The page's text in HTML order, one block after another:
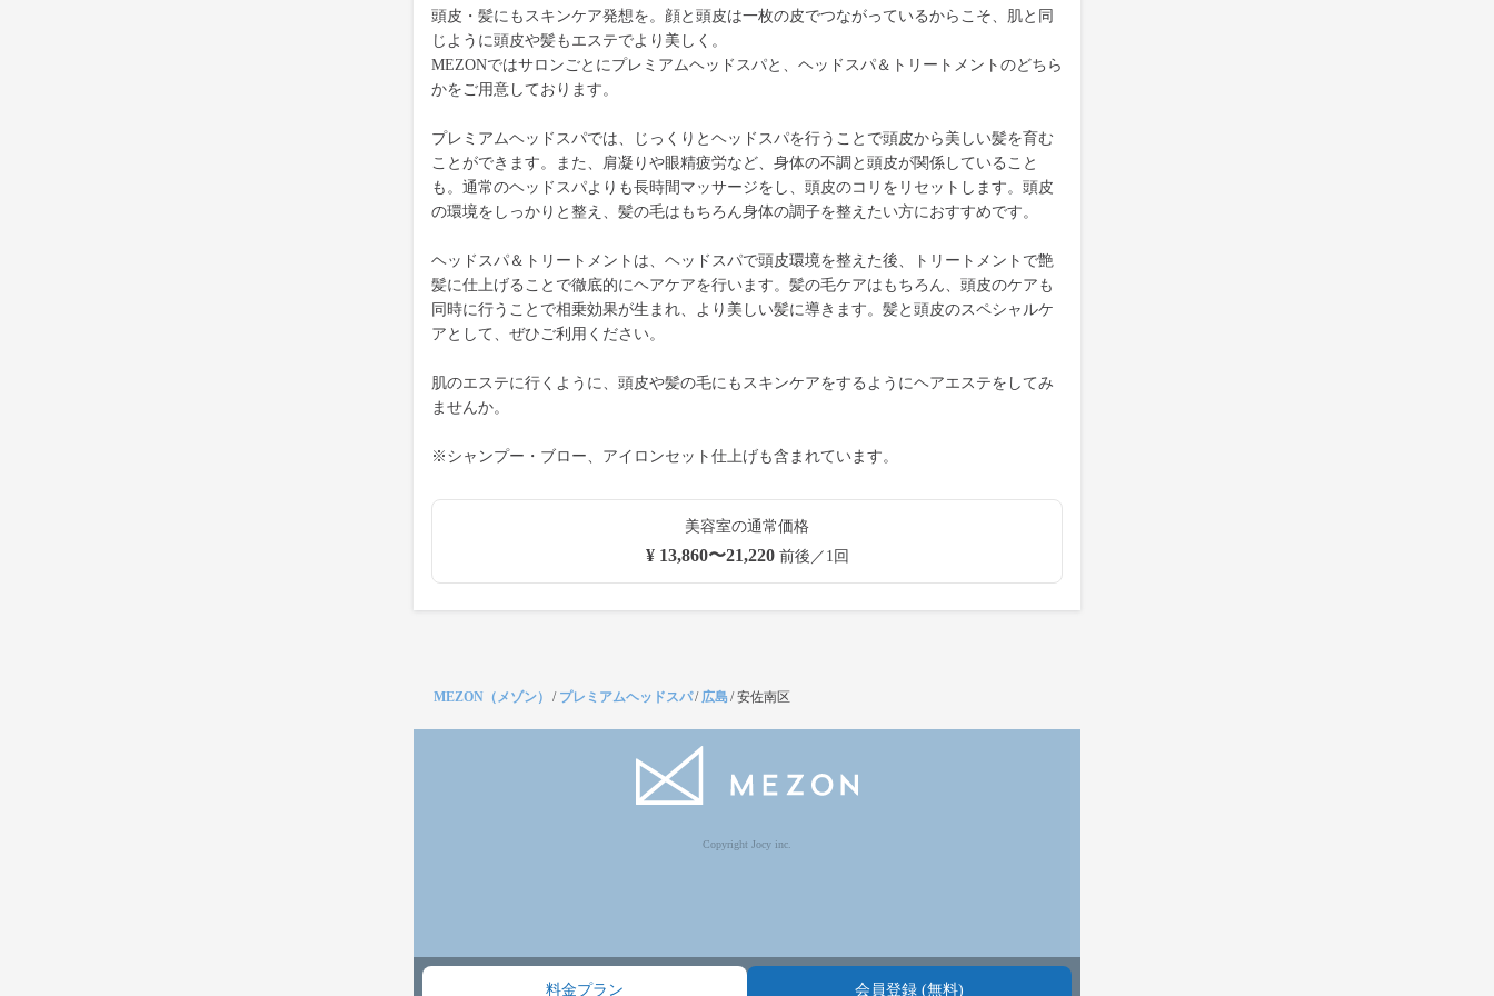
頭皮・髪にもスキンケア発想を。顔と頭皮は一枚の皮でつながっているからこそ、肌と同
じように頭皮や髪もエステでより美しく。
MEZONではサロンごとにプレミアムヘッドスパと、ヘッドスパ＆トリートメントのどちら
かをご用意しております。
プレミアムヘッドスパでは、じっくりとヘッドスパを行うことで頭皮から美しい髪を育む
ことができます。また、肩凝りや眼精疲労など、身体の不調と頭皮が関係していること
も。通常のヘッドスパよりも長時間マッサージをし、頭皮のコリをリセットします。頭皮
の環境をしっかりと整え、髪の毛はもちろん身体の調子を整えたい方におすすめです。
ヘッドスパ＆トリートメントは、ヘッドスパで頭皮環境を整えた後、トリートメントで艶
髪に仕上げることで徹底的にヘアケアを行います。髪の毛ケアはもちろん、頭皮のケアも
同時に行うことで相乗効果が生まれ、より美しい髪に導きます。髪と頭皮のスペシャルケ
アとして、ぜひご利用ください。
肌のエステに行くように、頭皮や髪の毛にもスキンケアをするようにヘアエステをしてみ
ませんか。
※シャンプー・ブロー、アイロンセット仕上げも含まれています。
美容室の通常価格
¥ 13,860〜21,220前後／1回
料金プラン 会員登録 (無料)
MEZON（メゾン） / プレミアムヘッドスパ/ 広島/安佐南区
Copyright Jocy inc.